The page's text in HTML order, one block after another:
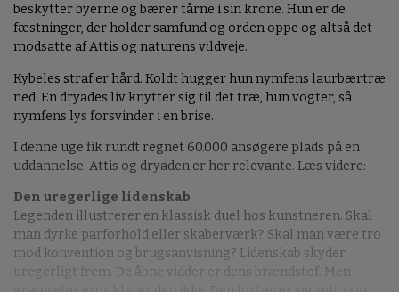
beskytter byerne og bærer tårne i sin krone. Hun er de
fæstninger, der holder samfund og orden oppe og altså det
modsatte af Attis og naturens vildveje.
Kybeles straf er hård. Koldt hugger hun nymfens laurbærtræ
ned. En dryades liv knytter sig til det træ, hun vogter, så
nymfens lys forsvinder i en brise.
I denne uge fik rundt regnet 60.000 ansøgere plads på en
uddannelse. Attis og dryaden er her relevante. Læs videre:
Den uregerlige lidenskab
Legenden illustrerer en klassisk duel hos kunstneren. Skal
man dyrke parforhold eller skaberværk? Skal man være tro
mod konvention og brugsanvisning? Lidenskab skyder
uregerligt frem. De åbne vidder er dens brændstof. Men